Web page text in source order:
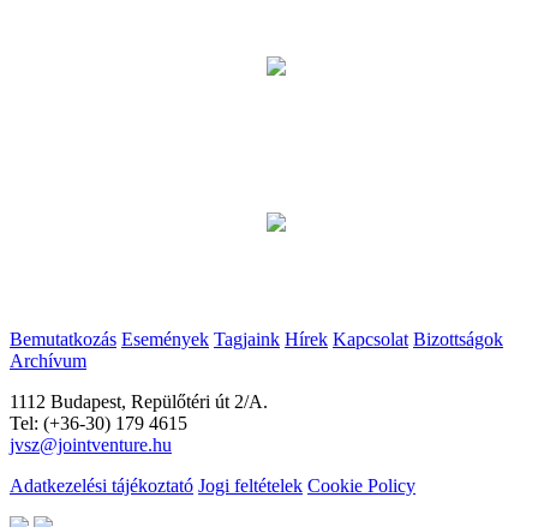
Bemutatkozás Események Tagjaink Hírek Kapcsolat Bizottságok
Archívum
1112 Budapest, Repülőtéri út 2/A.
Tel: (+36-30) 179 4615
jvsz@jointventure.hu
Adatkezelési tájékoztató Jogi feltételek Cookie Policy